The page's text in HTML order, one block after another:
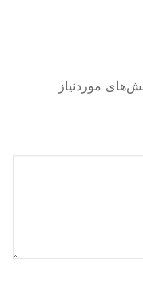
موردنیاز